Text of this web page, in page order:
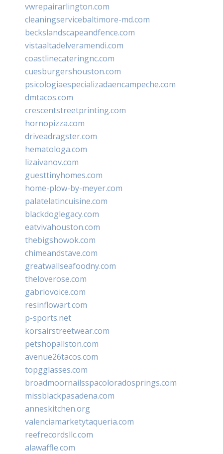
vwrepairarlington.com
cleaningservicebaltimore-md.com
beckslandscapeandfence.com
vistaaltadelveramendi.com
coastlinecateringnc.com
cuesburgershouston.com
psicologiaespecializadaencampeche.com
dmtacos.com
crescentstreetprinting.com
hornopizza.com
driveadragster.com
hematologa.com
lizaivanov.com
guesttinyhomes.com
home-plow-by-meyer.com
palatelatincuisine.com
blackdoglegacy.com
eatvivahouston.com
thebigshowok.com
chimeandstave.com
greatwallseafoodny.com
theloverose.com
gabriovoice.com
resinflowart.com
p-sports.net
korsairstreetwear.com
petshopallston.com
avenue26tacos.com
topgglasses.com
broadmoornailsspacoloradosprings.com
missblackpasadena.com
anneskitchen.org
valenciamarketytaqueria.com
reefrecordsllc.com
alawaffle.com